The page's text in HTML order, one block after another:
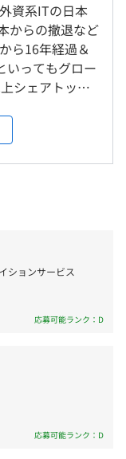
資系ITの日本
からの撤退など
ら16年経過＆
いってもグロー
シェアトップ
種のソフトウ
る国内有数の
天）との取引
リやサービス
。そのほか、
びAI開発の
テムのハード
ない、アプリ
ョンロボッ
ン基板の設
産、連携する
ストップで提
Boxをベース
ションサービス
応募可能ランク：D
応募可能ランク：D